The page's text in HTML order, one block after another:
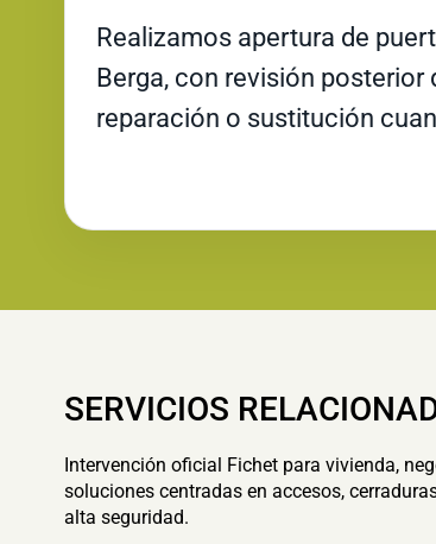
Realizamos apertura de
Berga, con revisión posterior
reparación o sustitución
SERVICIOS
Intervención oficial Fichet para vivienda,
soluciones centradas en accesos,
alta seguridad.